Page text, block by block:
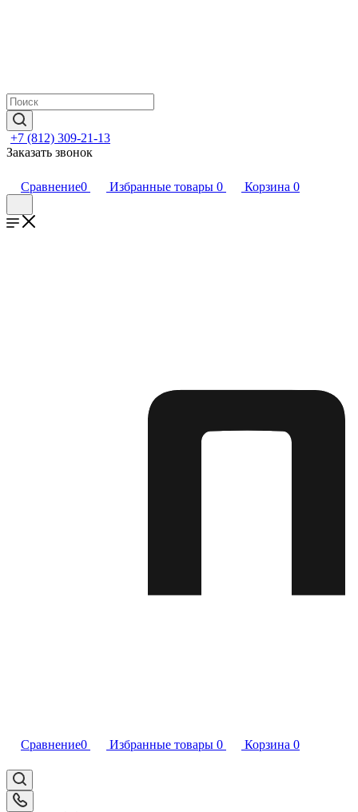
+7 (812) 309-21-13
Заказать звонок
Сравнение0 Избранные товары 0 Корзина 0
Сравнение0 Избранные товары 0 Корзина 0